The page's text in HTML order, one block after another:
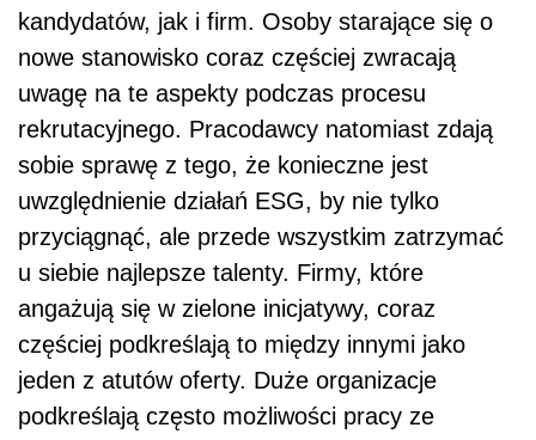
kandydatów, jak i firm. Osoby starające się o
nowe stanowisko coraz częściej zwracają
uwagę na te aspekty podczas procesu
rekrutacyjnego. Pracodawcy natomiast zdają
sobie sprawę z tego, że konieczne jest
uwzględnienie działań ESG, by nie tylko
przyciągnąć, ale przede wszystkim zatrzymać
u siebie najlepsze talenty. Firmy, które
angażują się w zielone inicjatywy, coraz
częściej podkreślają to między innymi jako
jeden z atutów oferty. Duże organizacje
podkreślają często możliwości pracy ze